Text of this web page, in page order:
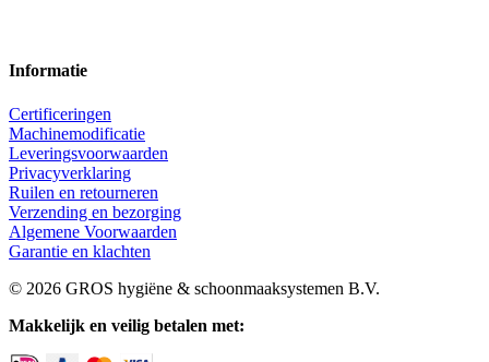
Informatie
Certificeringen
Machinemodificatie
Leveringsvoorwaarden
Privacyverklaring
Ruilen en retourneren
Verzending en bezorging
Algemene Voorwaarden
Garantie en klachten
© 2026 GROS hygiëne & schoonmaaksystemen B.V.
Makkelijk en veilig betalen met: